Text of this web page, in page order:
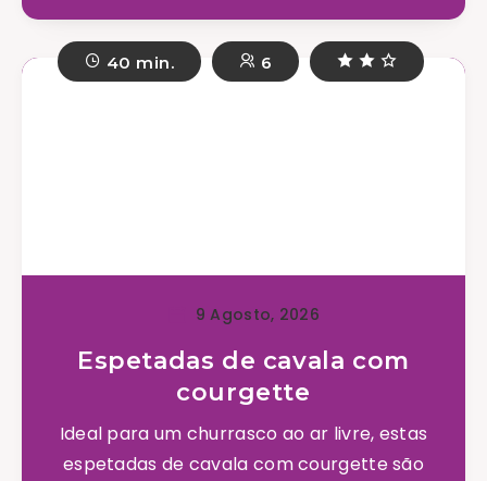
40 min. 6
9 Agosto, 2026
Espetadas de cavala com
courgette
Ideal para um churrasco ao ar livre, estas
espetadas de cavala com courgette são